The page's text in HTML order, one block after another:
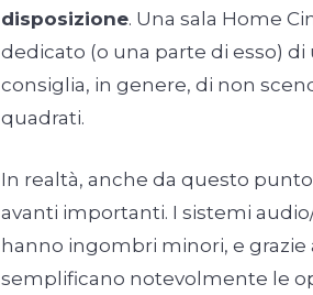
disposizione. Una sala Home
dedicato (o una parte di esso)
consiglia, in genere, di non
quadrati.
In realtà, anche da questo
avanti importanti. I sistemi
hanno ingombri minori, e
semplificano notevolmente le